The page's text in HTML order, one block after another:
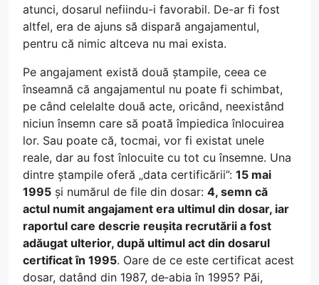
atunci, dosarul nefiindu-i favorabil. De-ar fi fost
altfel, era de ajuns să dispară angajamentul,
pentru că nimic altceva nu mai exista.
Pe angajament există două ștampile, ceea ce
înseamnă că angajamentul nu poate fi schimbat,
pe când celelalte două acte, oricând, neexistând
niciun însemn care să poată împiedica înlocuirea
lor. Sau poate că, tocmai, vor fi existat unele
reale, dar au fost înlocuite cu tot cu însemne. Una
dintre ștampile oferă „data certificării”: 15 mai
1995 și numărul de file din dosar: 4, semn că
actul numit angajament era ultimul din dosar, iar
raportul care descrie reușita recrutării a fost
adăugat ulterior, după ultimul act din dosarul
certificat în 1995. Oare de ce este certificat acest
dosar, datând din 1987, de‑abia în 1995? Păi,